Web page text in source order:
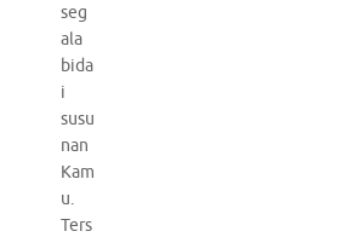
seg
ala
bida
i
susu
nan
Kam
u.
Ters